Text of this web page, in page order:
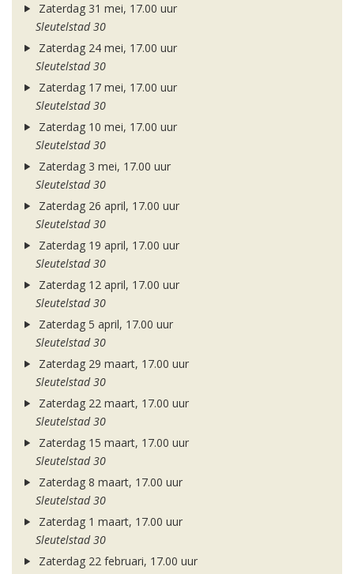
Zaterdag 31 mei, 17.00 uur
Sleutelstad 30
Zaterdag 24 mei, 17.00 uur
Sleutelstad 30
Zaterdag 17 mei, 17.00 uur
Sleutelstad 30
Zaterdag 10 mei, 17.00 uur
Sleutelstad 30
Zaterdag 3 mei, 17.00 uur
Sleutelstad 30
Zaterdag 26 april, 17.00 uur
Sleutelstad 30
Zaterdag 19 april, 17.00 uur
Sleutelstad 30
Zaterdag 12 april, 17.00 uur
Sleutelstad 30
Zaterdag 5 april, 17.00 uur
Sleutelstad 30
Zaterdag 29 maart, 17.00 uur
Sleutelstad 30
Zaterdag 22 maart, 17.00 uur
Sleutelstad 30
Zaterdag 15 maart, 17.00 uur
Sleutelstad 30
Zaterdag 8 maart, 17.00 uur
Sleutelstad 30
Zaterdag 1 maart, 17.00 uur
Sleutelstad 30
Zaterdag 22 februari, 17.00 uur